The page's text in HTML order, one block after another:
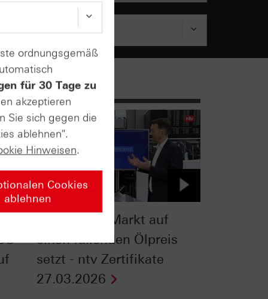
Warum der Markt auf
einen fallenden Ölpreis
setzt - ntv Zertifikate
27.03.2026
ordnungsgemäß
für 30 Tage zu
akzeptieren
Sie sich gegen die
ablehnen".
Hinweisen.
Cookies
ablehnen